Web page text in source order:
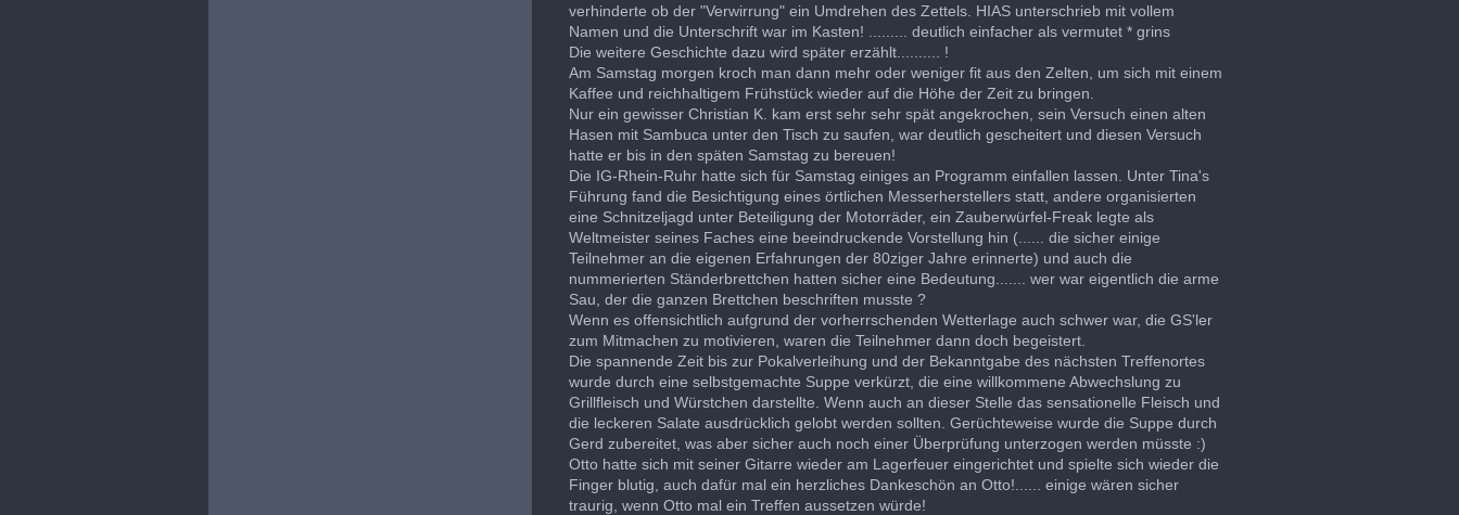
verhinderte ob der "Verwirrung" ein Umdrehen des Zettels. HIAS unterschrieb mit vollem
Namen und die Unterschrift war im Kasten! ......... deutlich einfacher als vermutet * grins
Die weitere Geschichte dazu wird später erzählt.......... !
Am Samstag morgen kroch man dann mehr oder weniger fit aus den Zelten, um sich mit einem
Kaffee und reichhaltigem Frühstück wieder auf die Höhe der Zeit zu bringen.
Nur ein gewisser Christian K. kam erst sehr sehr spät angekrochen, sein Versuch einen alten
Hasen mit Sambuca unter den Tisch zu saufen, war deutlich gescheitert und diesen Versuch
hatte er bis in den späten Samstag zu bereuen!
Die IG-Rhein-Ruhr hatte sich für Samstag einiges an Programm einfallen lassen. Unter Tina's
Führung fand die Besichtigung eines örtlichen Messerherstellers statt, andere organisierten
eine Schnitzeljagd unter Beteiligung der Motorräder, ein Zauberwürfel-Freak legte als
Weltmeister seines Faches eine beeindruckende Vorstellung hin (...... die sicher einige
Teilnehmer an die eigenen Erfahrungen der 80ziger Jahre erinnerte) und auch die
nummerierten Ständerbrettchen hatten sicher eine Bedeutung....... wer war eigentlich die arme
Sau, der die ganzen Brettchen beschriften musste ?
Wenn es offensichtlich aufgrund der vorherrschenden Wetterlage auch schwer war, die GS'ler
zum Mitmachen zu motivieren, waren die Teilnehmer dann doch begeistert.
Die spannende Zeit bis zur Pokalverleihung und der Bekanntgabe des nächsten Treffenortes
wurde durch eine selbstgemachte Suppe verkürzt, die eine willkommene Abwechslung zu
Grillfleisch und Würstchen darstellte. Wenn auch an dieser Stelle das sensationelle Fleisch und
die leckeren Salate ausdrücklich gelobt werden sollten. Gerüchteweise wurde die Suppe durch
Gerd zubereitet, was aber sicher auch noch einer Überprüfung unterzogen werden müsste :)
Otto hatte sich mit seiner Gitarre wieder am Lagerfeuer eingerichtet und spielte sich wieder die
Finger blutig, auch dafür mal ein herzliches Dankeschön an Otto!...... einige wären sicher
traurig, wenn Otto mal ein Treffen aussetzen würde!